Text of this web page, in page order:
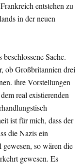
entstehen zu
in der neuen
Sache.
ob Großbritannien drei
ihre Vorstellungen
real existierenden
ist für mich, dass der
die Nazis ein
so wären die
gewesen. Es